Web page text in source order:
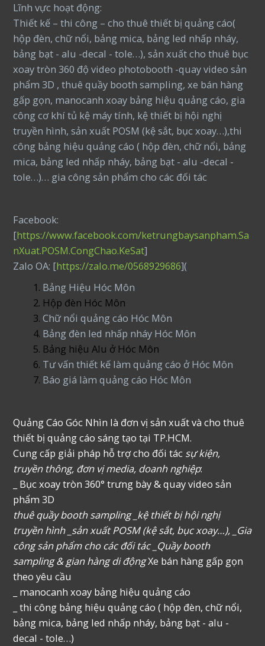
Lĩnh vực hoạt động:
Thiết kế – thi công – cho thuê thiết bị quảng cáo(
hộp đèn, chữ nổi, bảng mica, bảng led nhấp nháy,
bảng bạt - alu -decal - tole…), sản xuất cho thuê bục
xoay tròn 360 độ video photobooth -quay video sản
phẩm 3D , thuê quầy booth sampling, xe bán hàng
gấp gọn, manocanh xoay bảng hiệu quảng cáo, gia
công cơ khí tủ kệ máy tính, kệ thiết bị hội nghị
truyền hình, sản xuất POSM (kệ sắt, bục xoay…),thi
công bảng hiệu quảng cáo ( hộp đèn, chữ nổi, bảng
mica, bảng led nhấp nháy, bảng bạt - alu -decal -
tole…)… gia công sản phẩm cho các đối tác
Facebook:
[https://www.facebook.com/ketrungbaysanpham.Sa
nXuat.POSM.CongChao.KeSat]
Zalo OA: [https://zalo.me/0568929686](
Bảng Hiệu Hóc Môn
Hộp đèn Hóc Môn
Chữ nổi quảng cáo Hóc Môn
Bảng đèn led nhấp nháy Hóc Môn
Bảng hiệu Alu ở Hóc Môn
Tư vấn thiết kế làm quảng cáo ở Hóc Môn
Báo giá làm quảng cáo Hóc Môn
Quảng Cáo Góc Nhìn là đơn vị sản xuất và cho thuê
thiết bị quảng cáo sáng tạo tại TP.HCM.
Cung cấp giải pháp hỗ trợ cho đối tác sự kiện,
truyền thông, đơn vị media, doanh nghiệp:
_ Bục xoay tròn 360° trưng bày & quay video sản
phẩm 3D
thuê quầy booth sampling _kệ thiết bị hội nghị
truyền hình _sản xuất POSM (kệ sắt, bục xoay…), _Gia
công sản phẩm cho các đối tác _Quầy booth
sampling & gian hàng di độngXe bán hàng gấp gọn
theo yêu cầu
_ manocanh xoay bảng hiệu quảng cáo
_ thi công bảng hiệu quảng cáo ( hộp đèn, chữ nổi,
bảng mica, bảng led nhấp nháy, bảng bạt - alu -
decal - tole…)